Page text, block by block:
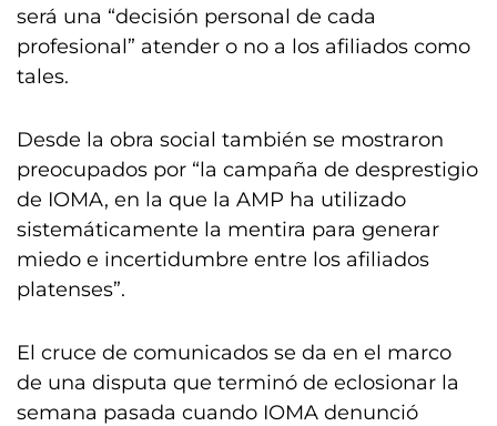
será una “decisión personal de cada
profesional” atender o no a los afiliados como
tales.
Desde la obra social también se mostraron
preocupados por “la campaña de desprestigio
de IOMA, en la que la AMP ha utilizado
sistemáticamente la mentira para generar
miedo e incertidumbre entre los afiliados
platenses”.
El cruce de comunicados se da en el marco
de una disputa que terminó de eclosionar la
semana pasada cuando IOMA denunció